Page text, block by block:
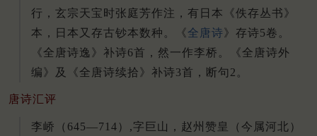
行，玄宗天宝时张庭芳作注，有日本《佚存丛书》
本，日本又存古钞本数种。《全唐诗》存诗5卷。
《全唐诗逸》补诗6首，然一作李桥。《全唐诗外
编》及《全唐诗续拾》补诗3首，断句2。
唐诗汇评
李峤（645—714）,字巨山，赵州赞皇（今属河北）